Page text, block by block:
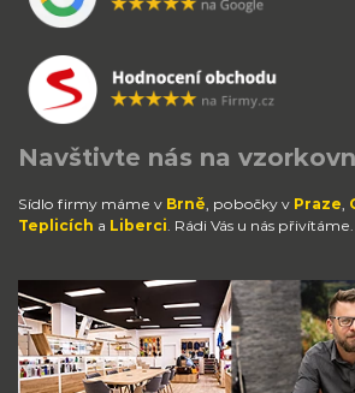
Navštivte nás na
Sídlo firmy máme v Brně, pobočky v Praze,
Teplicích a Liberci. Rádi Vás u nás přivítáme.